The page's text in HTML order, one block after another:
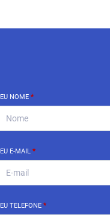
NOME *
E-MAIL *
TELEFONE *